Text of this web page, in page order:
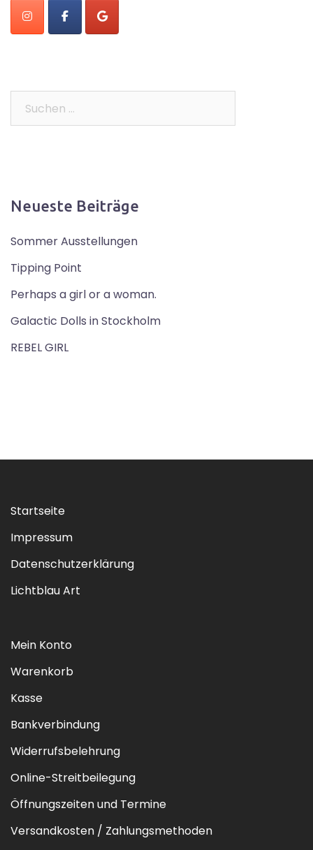
Neueste Beiträge
Sommer Ausstellungen
Tipping Point
Perhaps a girl or a woman.
Galactic Dolls in Stockholm
REBEL GIRL
Startseite
Impressum
Datenschutzerklärung
Lichtblau Art
Mein Konto
Warenkorb
Kasse
Bankverbindung
Widerrufsbelehrung
Online-Streitbeilegung
Öffnungszeiten und Termine
Versandkosten / Zahlungsmethoden